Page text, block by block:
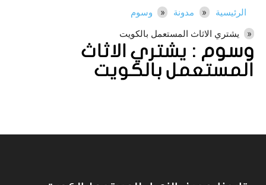
وسوم : يشتري الاثاث
المستعمل بالكويت
الرئيسية مدونة
وسوم
يشتري الاثاث المستعمل بالكويت